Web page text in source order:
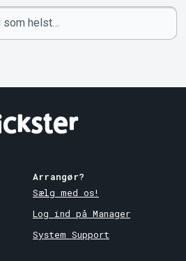
Arrangør?
Sælg med os!
Log ind på Manager
System Support